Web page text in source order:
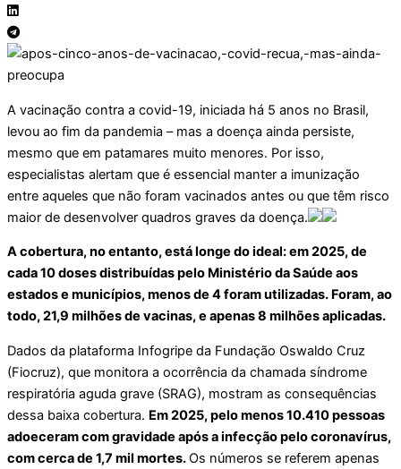
A vacinação contra a covid-19, iniciada há 5 anos no Brasil,
levou ao fim da pandemia – mas a doença ainda persiste,
mesmo que em patamares muito menores. Por isso,
especialistas alertam que é essencial manter a imunização
entre aqueles que não foram vacinados antes ou que têm risco
maior de desenvolver quadros graves da doença.
A cobertura, no entanto, está longe do ideal: em 2025, de
cada 10 doses distribuídas pelo Ministério da Saúde aos
estados e municípios, menos de 4 foram utilizadas. Foram, ao
todo, 21,9 milhões de vacinas, e apenas 8 milhões aplicadas.
Dados da plataforma Infogripe da Fundação Oswaldo Cruz
(Fiocruz), que monitora a ocorrência da chamada síndrome
respiratória aguda grave (SRAG), mostram as consequências
dessa baixa cobertura. Em 2025, pelo menos 10.410 pessoas
adoeceram com gravidade após a infecção pelo coronavírus,
com cerca de 1,7 mil mortes.Os números se referem apenas